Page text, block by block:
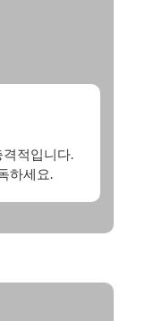
적입니다.
하세요.